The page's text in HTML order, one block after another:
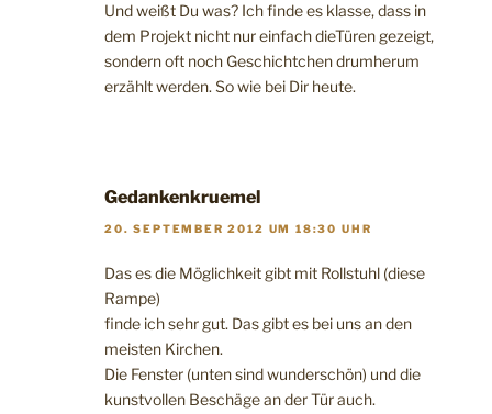
Und weißt Du was? Ich finde es klasse, dass in
dem Projekt nicht nur einfach dieTüren gezeigt,
sondern oft noch Geschichtchen drumherum
erzählt werden. So wie bei Dir heute.
Gedankenkruemel
20. SEPTEMBER 2012 UM 18:30 UHR
Das es die Möglichkeit gibt mit Rollstuhl (diese
Rampe)
finde ich sehr gut. Das gibt es bei uns an den
meisten Kirchen.
Die Fenster (unten sind wunderschön) und die
kunstvollen Beschäge an der Tür auch.